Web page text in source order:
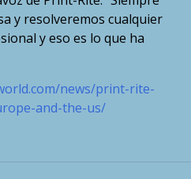
y resolveremos cualquier
y eso es lo que ha
news/print-rite-
and-the-us/